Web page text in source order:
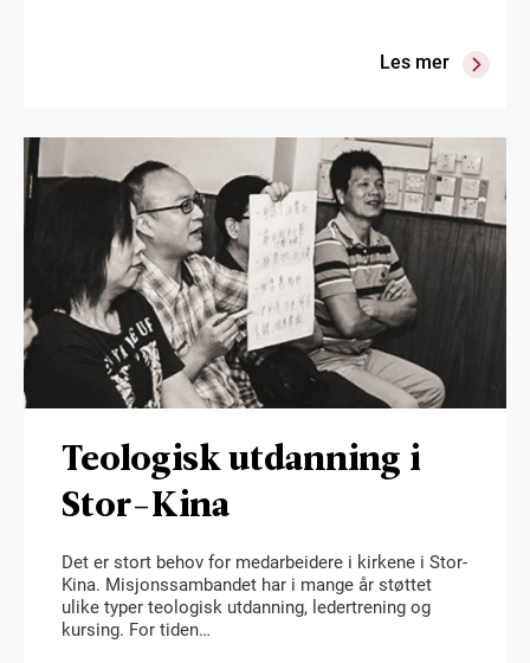
Les mer
Teologisk utdanning i
Stor-Kina
Det er stort behov for medarbeidere i kirkene i Stor-
Kina. Misjonssambandet har i mange år støttet
ulike typer teologisk utdanning, ledertrening og
kursing. For tiden…